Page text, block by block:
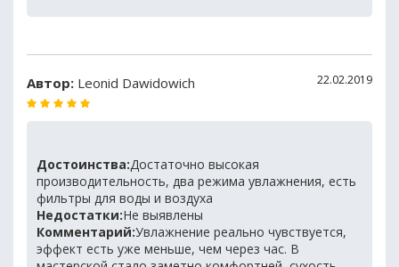
Автор: Leonid Dawidowich 22.02.2019
Достоинства:Достаточно высокая
производительность, два режима увлажнения, есть
фильтры для воды и воздуха
Недостатки:Не выявлены
Комментарий:Увлажнение реально чувствуется,
эффект есть уже меньше, чем через час. В